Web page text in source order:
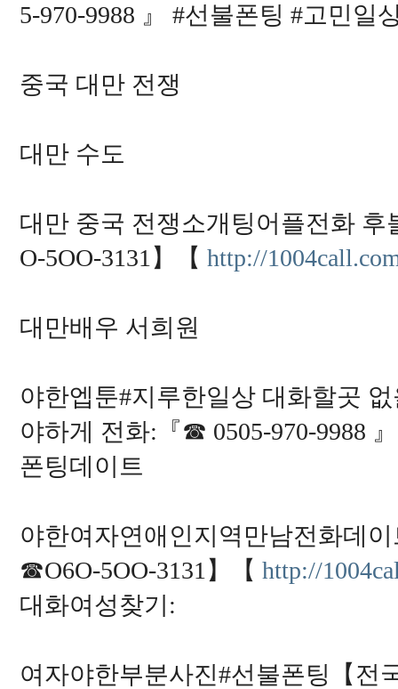
5-970-9988 』 #선불폰팅 #고민일
중국 대만 전쟁
대만 수도
대만 중국 전쟁소개팅어플전화
O-5OO-3131】【 http://
대만배우 서희원
야한엡툰#지루한일상 대화할곳
야하게 전화:『☎ 0505-970-9988
폰팅데이트
야한여자연애인지역만남전화데
☎O6O-5OO-3131】【 http://
대화여성찾기:
여자야한부분사진#선불폰팅【전